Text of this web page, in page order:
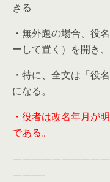
きる
・無外題の場合、役
ーして置く）を開き
・特に、全文は「役
になる。
・役者は改名年月が
である。
———-